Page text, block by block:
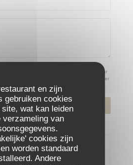
en zijn
gebruiken cookies
site, wat kan leiden
verzameling van
cookies zijn
worden standaard
Andere
heeft u het recht om u af te melden voor
me-niet Register:
. Voor meer
verwerken, zie ons
Reservering